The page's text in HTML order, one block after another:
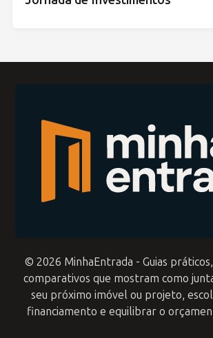
© 2026 MinhaEntrada - Guias
comparativos que mostram como
seu próximo imóvel ou projeto,
financiamento e equilibrar o